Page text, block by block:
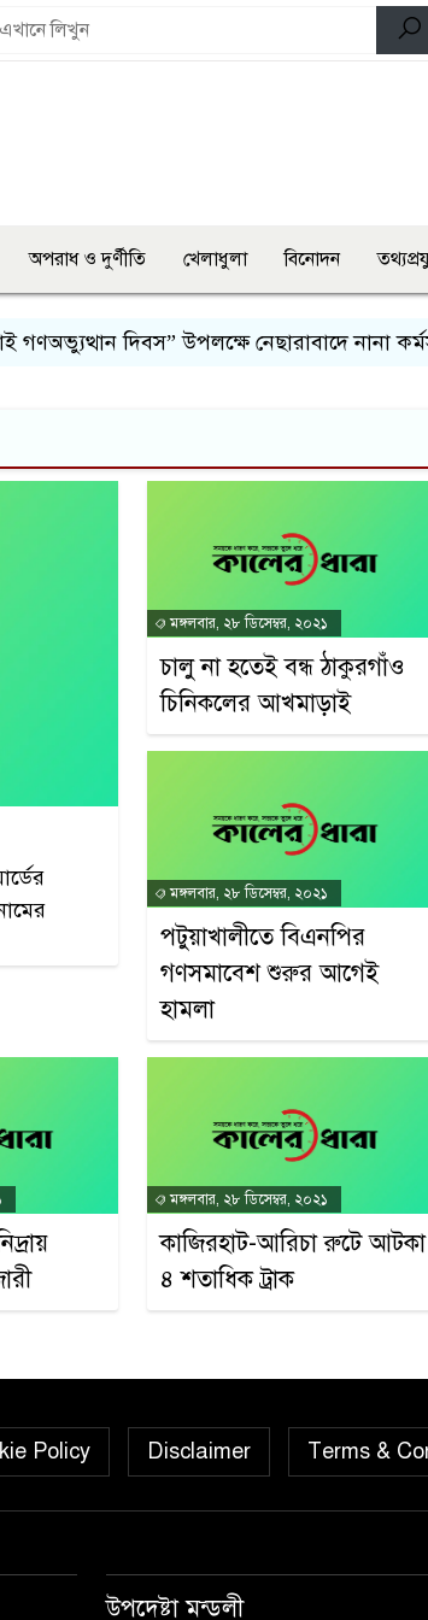
অপরাধ ও দুর্ণীতি খেলাধুলা বিনোদন
দিবস” উপলক্ষে নেছারাবাদে নানা
মঙ্গলবার, ২৮ ডিসেম্বর, ২০২১
চালু না হতেই বন্ধ ঠাকুরগাঁও
চিনিকলের আখমাড়াই
মঙ্গলবার, ২৮ ডিসেম্বর, ২০২১
পটুয়াখালীতে বিএনপির
গণসমাবেশ শুরুর আগেই
হামলা
মঙ্গলবার, ২৮ ডিসেম্বর, ২০২১
কাজিরহাট-আরিচা রুটে আটকা
৪ শতাধিক ট্রাক
Policy Disclaimer Terms &
উপদেষ্টা মন্ডলী